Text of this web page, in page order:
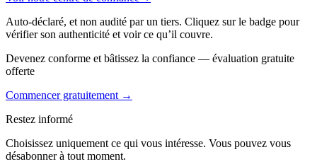
Auto-déclaré, et non audité par un tiers. Cliquez sur le badge pour
vérifier son authenticité et voir ce qu’il couvre.
Devenez conforme et bâtissez la confiance — évaluation gratuite
offerte
Commencer gratuitement →
Restez informé
Choisissez uniquement ce qui vous intéresse. Vous pouvez vous
désabonner à tout moment.